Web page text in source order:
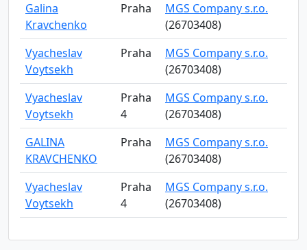
Galina
Kravchenko
Praha
MGS Company s.r.o.
(26703408)
Vyacheslav
Voytsekh
Praha
MGS Company s.r.o.
(26703408)
Vyacheslav
Voytsekh
Praha
4
MGS Company s.r.o.
(26703408)
GALINA
KRAVCHENKO
Praha
MGS Company s.r.o.
(26703408)
Vyacheslav
Voytsekh
Praha
4
MGS Company s.r.o.
(26703408)